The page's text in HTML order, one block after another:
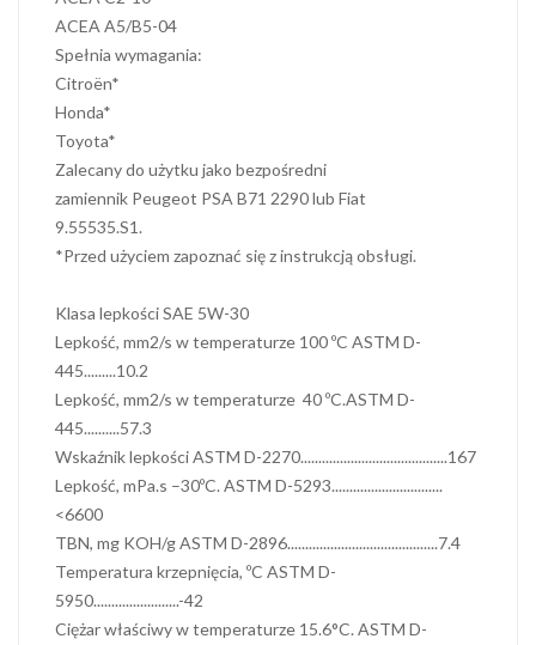
ACEA A5/B5-04
Spełnia wymagania:
Citroën*
Honda*
Toyota*
Zalecany do użytku jako bezpośredni
zamiennik Peugeot PSA B71 2290 lub Fiat
9.55535.S1.
*Przed użyciem zapoznać się z instrukcją obsługi.
Klasa lepkości SAE 5W-30
Lepkość, mm2/s w temperaturze 100 ºC ASTM D-
445.........10.2
Lepkość, mm2/s w temperaturze 40 ºC.ASTM D-
445..........57.3
Wskaźnik lepkości ASTM D-2270.........................................167
Lepkość, mPa.s –30ºC. ASTM D-5293...............................
<6600
TBN, mg KOH/g ASTM D-2896..........................................7.4
Temperatura krzepnięcia, ºC ASTM D-
5950........................-42
Ciężar właściwy w temperaturze 15.6°C. ASTM D-